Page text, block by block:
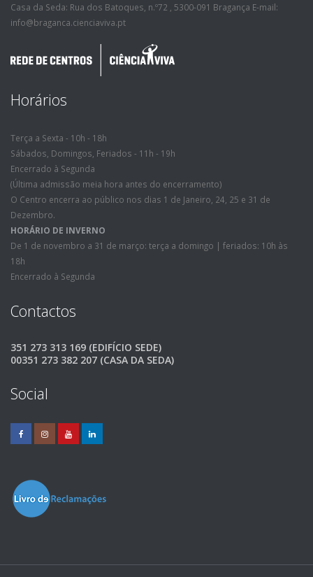
Casa da Seda: Rua dos Batoques, n.º72 , 5300-091 Bragança E-mail:
info@braganca.cienciaviva.pt
Horários
Terça a Sexta - 10h - 18h
Sábados, Domingos, Feriados - 11h - 19h
Encerrado à Segunda
(Última admissão meia hora antes do encerramento)
O Centro encerra ao público nos dias 1 de Janeiro, 24, 25 e 31 de
Dezembro.
HORÁRIO DE INVERNO
De 1 de novembro a 31 de março: terça a domingo | feriados: 10h às
18h
Encerrado à Segunda
Contactos
351 273 313 169 (EDIFÍCIO SEDE)
00351 273 382 207 (CASA DA SEDA)
Social